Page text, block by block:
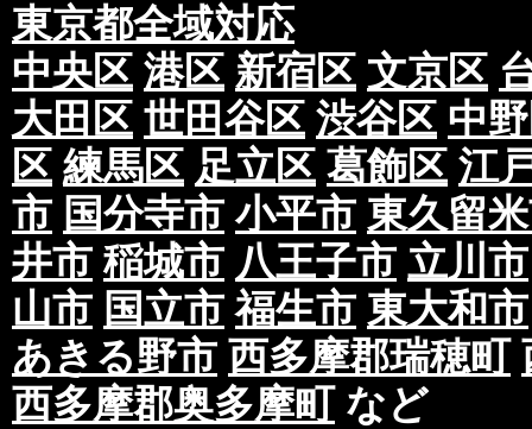
東京都全域対応
中央区 港区 新宿区 文京区
大田区 世田谷区 渋谷区 中
区 練馬区 足立区 葛飾区 江
市 国分寺市 小平市 東久留
井市 稲城市 八王子市 立川市
山市 国立市 福生市 東大和市
あきる野市 西多摩郡瑞穂町
西多摩郡奥多摩町など